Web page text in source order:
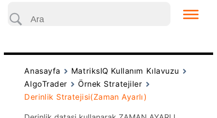
Anasayfa
MatriksIQ Kullanım Kılavuzu
AlgoTrader
Örnek Stratejiler
Derinlik Stratejisi(Zaman Ayarlı)